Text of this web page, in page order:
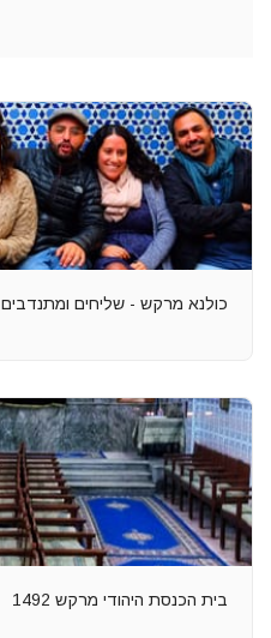
כולנא מרקש - שליחים ומתנדבים
בית הכנסת היהודי מרקש 1492